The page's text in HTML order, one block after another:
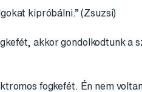
kipróbálni.” (Zsuzsi)
akkor gondolkodtunk a
fogkefét. Én nem